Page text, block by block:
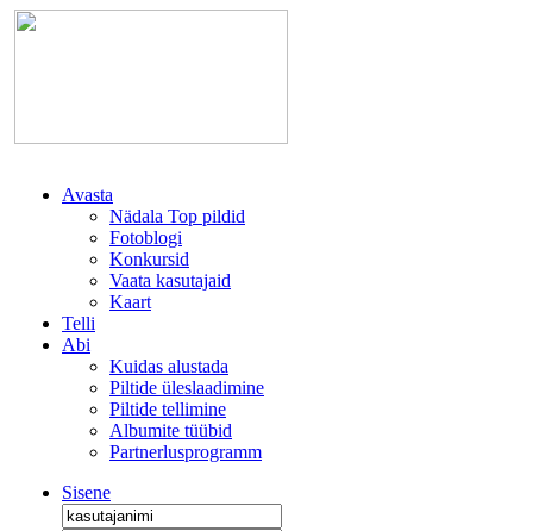
Avasta
Nädala Top pildid
Fotoblogi
Konkursid
Vaata kasutajaid
Kaart
Telli
Abi
Kuidas alustada
Piltide üleslaadimine
Piltide tellimine
Albumite tüübid
Partnerlusprogramm
Sisene